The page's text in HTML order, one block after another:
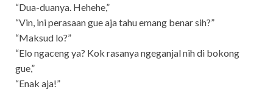
“Dua-duanya. Hehehe,”
“Vin, ini perasaan gue aja tahu emang benar sih?”
“Maksud lo?”
“Elo ngaceng ya? Kok rasanya ngeganjal nih di bokong
gue,”
“Enak aja!”